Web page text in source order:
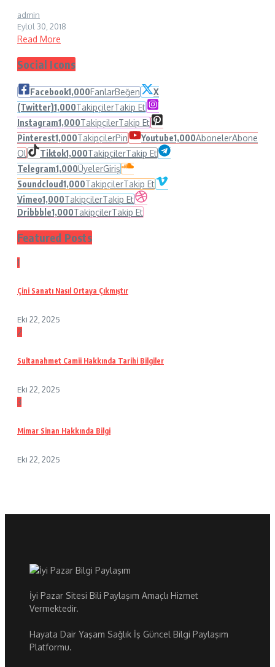
admin
Eylül 30, 2018
Read More
Social Icons
Facebook1,000FanlarBeğen
X
(Twitter)1,000TakipçilerTakip Et
Instagram1,000TakipçilerTakip Et
Pinterest1,000TakipçilerPin Youtube1,000AbonelerAbone
Ol
Tiktok1,000TakipçilerTakip Et
Telegram1,000ÜyelerGiriş
Soundcloud1,000TakipçilerTakip Et
Vimeo1,000TakipçilerTakip Et
Dribbble1,000TakipçilerTakip Et
Featured Posts
1
Çini Sanatı Nasıl Ortaya Çıkmıştır
Eki 22, 2025
2
Sultanahmet Camii Hakkında Tarihi Bilgiler
Eki 22, 2025
3
Mimar Sinan Hakkında Bilgi
Eki 22, 2025
İyi Pazar Sitesi Bili Paylaşım Amaçlı Hizmet
Vermektedir.
Hayata Dair Yaşam Sağlık İş Güncel Bilgi Paylaşım
Platformu.